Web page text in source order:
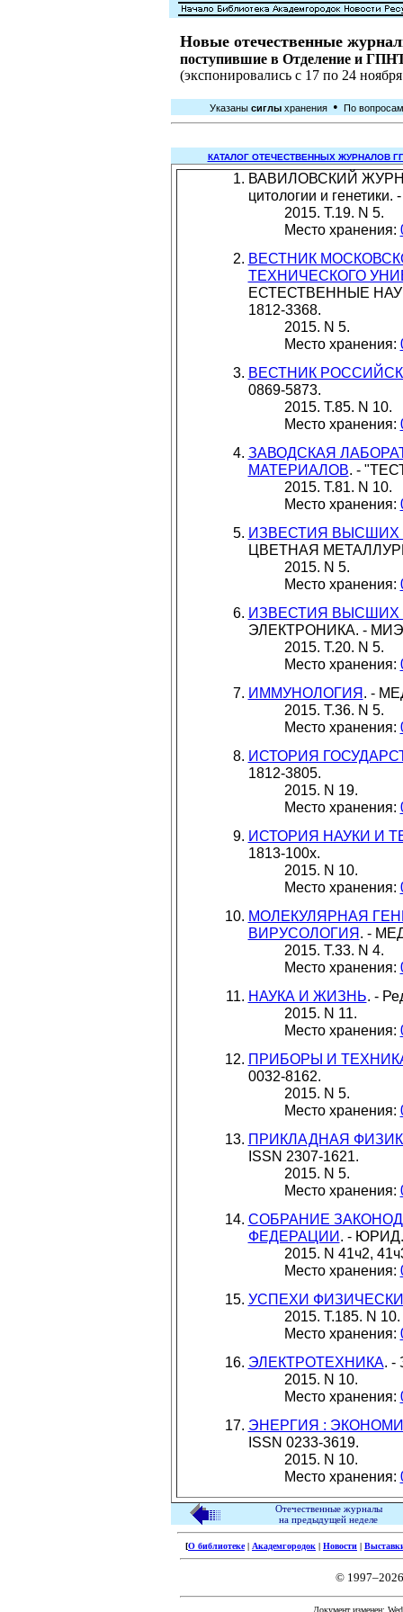
Новые отечественные
поступившие в Отделение и
(экспонировались с 17 по 24
Указаны сиглы хранения • По
КАТАЛОГ ОТЕЧЕСТВЕННЫХ ЖУРНАЛОВ
ВАВИЛОВСКИЙ
цитологии и
2015. Т.19. N 5.
Место хранения:
ВЕСТНИК
ТЕХНИЧЕСКОГО
ЕСТЕСТВЕННЫЕ
1812-3368.
2015. N 5.
Место хранения:
ВЕСТНИК
0869-5873.
2015. Т.85. N 10.
Место хранения:
ЗАВОДСКАЯ
МАТЕРИАЛОВ. -
2015. Т.81. N 10.
Место хранения:
ИЗВЕСТИЯ ВЫСШИХ
ЦВЕТНАЯ
2015. N 5.
Место хранения:
ИЗВЕСТИЯ ВЫСШИХ
ЭЛЕКТРОНИКА. -
2015. Т.20. N 5.
Место хранения:
ИММУНОЛОГИЯ. -
2015. Т.36. N 5.
Место хранения:
ИСТОРИЯ
1812-3805.
2015. N 19.
Место хранения:
ИСТОРИЯ НАУКИ И
1813-100x.
2015. N 10.
Место хранения:
МОЛЕКУЛЯРНАЯ
ВИРУСОЛОГИЯ. -
2015. Т.33. N 4.
Место хранения:
НАУКА И ЖИЗНЬ. -
2015. N 11.
Место хранения:
ПРИБОРЫ И
0032-8162.
2015. N 5.
Место хранения:
ПРИКЛАДНАЯ
ISSN 2307-1621.
2015. N 5.
Место хранения:
СОБРАНИЕ
ФЕДЕРАЦИИ. - ЮРИД.
2015. N 41ч2,
Место хранения:
УСПЕХИ
2015. Т.185. N 10.
Место хранения:
ЭЛЕКТРОТЕХНИКА. -
2015. N 10.
Место хранения:
ЭНЕРГИЯ :
ISSN 0233-3619.
2015. N 10.
Место хранения:
Отечественные журналы
на предыдущей неделе
[О библиотеке| Академгородок | Новости |
©
Документ изменен: